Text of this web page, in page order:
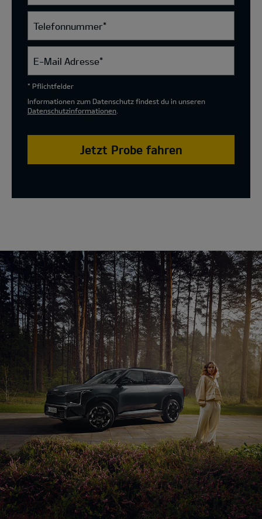
Telefonnummer*
E-Mail Adresse*
* Pflichtfelder
Informationen zum Datenschutz findest du in unseren
Datenschutzinformationen
Jetzt Probe fahren